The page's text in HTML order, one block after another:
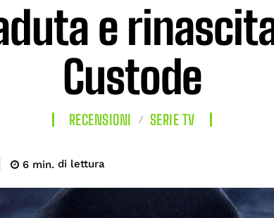
e
Custode
RECENSIONI SERIE TV
6 min. di lettura